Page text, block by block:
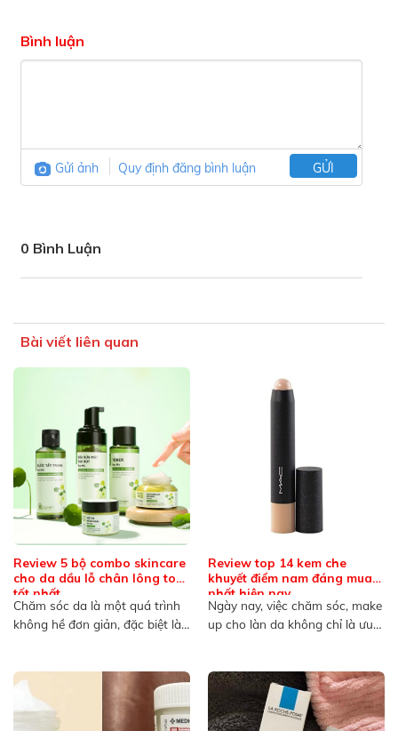
Bình luận
Gửi ảnh Quy định đăng bình luận GỬI
0 Bình Luận
Bài viết liên quan
Review 5 bộ combo skincare
cho da dầu lỗ chân lông to
tốt nhất
Chăm sóc da là một quá trình
không hề đơn giản, đặc biệt là
Review top 14 kem che
khuyết điểm nam đáng mua
nhất hiện nay
Ngày nay, việc chăm sóc, make
up cho làn da không chỉ là ưu